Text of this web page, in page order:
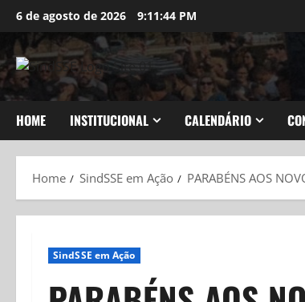
Skip
content
6 de agosto de 2026 9:11:45 PM
HOME INSTITUCIONAL CALENDÁRIO
Home SindSSE em Ação PARABÉNS AOS
SindSSE em Ação